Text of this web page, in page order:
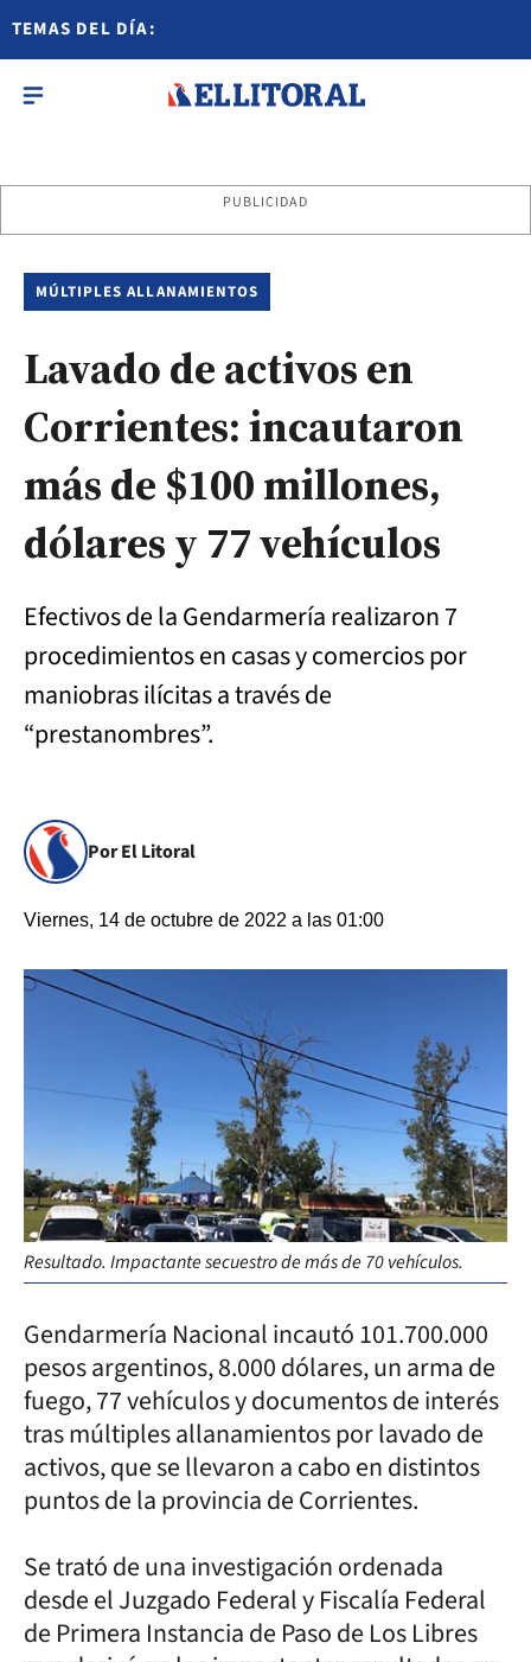
TEMAS DEL DÍA:
PUBLICIDAD
MÚLTIPLES ALLANAMIENTOS
Lavado de activos en
Corrientes: incautaron
más de $100 millones,
dólares y 77 vehículos
Efectivos de la Gendarmería realizaron 7
procedimientos en casas y comercios por
maniobras ilícitas a través de
“prestanombres”.
Por El Litoral
Viernes, 14 de octubre de 2022 a las 01:00
Resultado. Impactante secuestro de más de 70 vehículos.
Gendarmería Nacional incautó 101.700.000
pesos argentinos, 8.000 dólares, un arma de
fuego, 77 vehículos y documentos de interés
tras múltiples allanamientos por lavado de
activos, que se llevaron a cabo en distintos
puntos de la provincia de Corrientes.
Se trató de una investigación ordenada
desde el Juzgado Federal y Fiscalía Federal
de Primera Instancia de Paso de Los Libres